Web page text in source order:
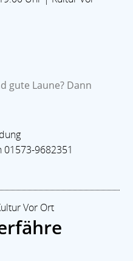
gute Laune? Dann
01573-9682351
Vor Ort